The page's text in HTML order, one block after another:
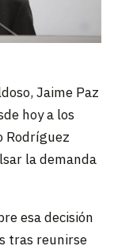
Jaime Paz
hoy a los
Rodríguez
la demanda
esa decisión
tras reunirse